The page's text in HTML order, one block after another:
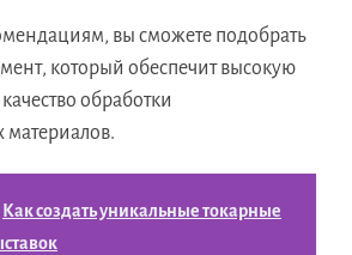
вы сможете подобрать
который обеспечит высокую
обработки
Как создать уникальные токарные